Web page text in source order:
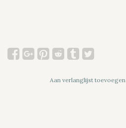
Aan verlanglijst toevoegen